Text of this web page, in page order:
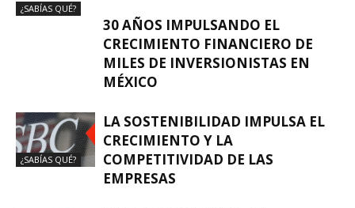
¿SABÍAS QUÉ?
30 AÑOS IMPULSANDO EL
CRECIMIENTO FINANCIERO DE
MILES DE INVERSIONISTAS EN
MÉXICO
¿SABÍAS QUÉ?
LA SOSTENIBILIDAD IMPULSA EL
CRECIMIENTO Y LA
COMPETITIVIDAD DE LAS
EMPRESAS